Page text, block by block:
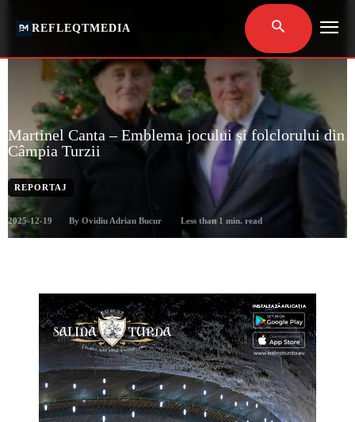
REFLEQTMEDIA
Martinel Canta – Emblema jocului și folclorului din
Câmpia Turzii
REPORTAJ
2025-12-19 By Ovidiu Adrian Bucur Less than 1 min. read